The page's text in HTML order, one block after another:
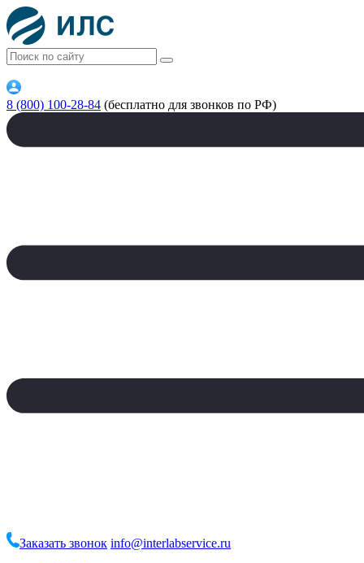
8 (800) 100-28-84 (бесплатно для звонков по РФ)
Заказать звонок info@interlabservice.ru